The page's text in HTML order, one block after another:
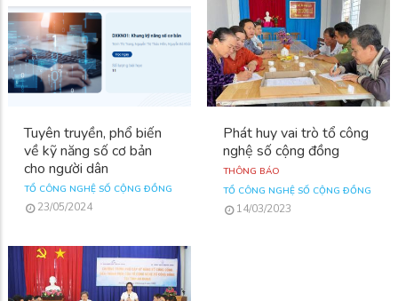
Tuyên truyền, phổ biến
về kỹ năng số cơ bản
cho người dân
TỔ CÔNG NGHỆ SỐ CỘNG ĐỒNG
23/05/2024
Phát huy vai trò tổ công
nghệ số cộng đồng
THÔNG BÁO
TỔ CÔNG NGHỆ SỐ CỘNG ĐỒNG
14/03/2023